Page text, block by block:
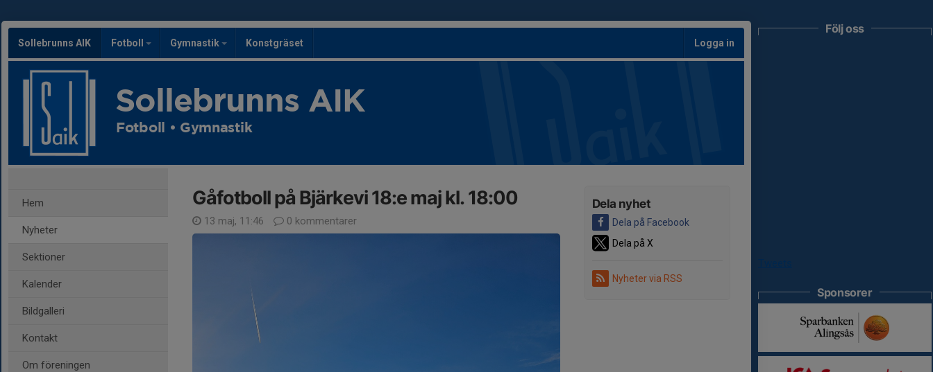
Sollebrunns AIK Fotboll Gymnastik Konstgräset Logga in
Sollebrunns AIK
Fotboll • Gymnastik
Hem
Nyheter
Sektioner
Kalender
Bildgalleri
Kontakt
Om föreningen
Dela nyhet
Dela på Facebook
Dela på X
Nyheter via RSS
Gåfotboll på Bjärkevi 18:e maj kl. 18:00
13 maj, 11:46 0 kommentarer
Följ oss
Sponsorer